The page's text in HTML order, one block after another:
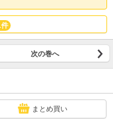
次の巻へ
まとめ買い